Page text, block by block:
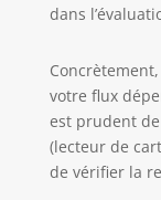
dans
votre flux
est prudent
(lecteur de
de vérifier la